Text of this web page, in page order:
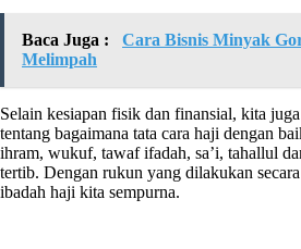
Baca Juga :
Cara Bisnis Minyak
Melimpah
Selain kesiapan fisik dan finansial, kita
tentang bagaimana tata cara haji dengan
ihram, wukuf, tawaf ifadah, sa’i, tahallul
tertib. Dengan rukun yang dilakukan
ibadah haji kita sempurna.